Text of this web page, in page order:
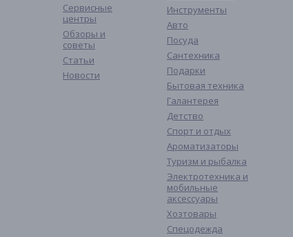
Сервисные
центры
Обзоры и
советы
Статьи
Новости
Инструменты
Авто
Посуда
Сантехника
Подарки
Бытовая техника
Галантерея
Детство
Спорт и отдых
Ароматизаторы
Туризм и рыбалка
Электротехника и
мобильные
аксессуары
Хозтовары
Спецодежда